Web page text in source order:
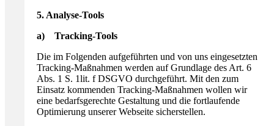
5. Analyse-Tools
a) Tracking-Tools
Die im Folgenden aufgeführten und von uns eingesetzten
Tracking-Maßnahmen werden auf Grundlage des Art. 6
Abs. 1 S. 1lit. f DSGVO durchgeführt. Mit den zum
Einsatz kommenden Tracking-Maßnahmen wollen wir
eine bedarfsgerechte Gestaltung und die fortlaufende
Optimierung unserer Webseite sicherstellen.